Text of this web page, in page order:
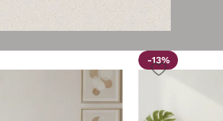
-13%